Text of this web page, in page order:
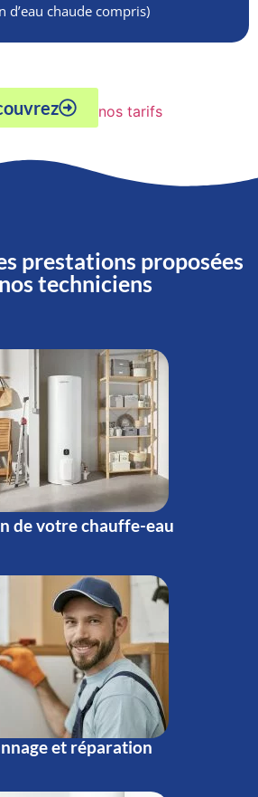
d’eau chaude compris)
nos tarifs
prestations proposées
techniciens
de votre chauffe-eau
et réparation